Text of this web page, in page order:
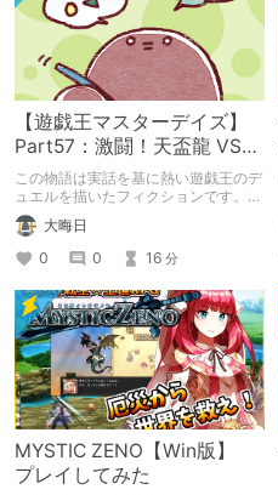
【遊戯王マスターデイズ】
Part57：激闘！天盃龍 VS
千年D【架空デュエル】
この物語は実話を基に熱い遊戯王のデ
ュエルを描いたフィクションです。
（自分用メモ：2025-05-14）
大晦日
0
0 16 分
MYSTIC ZENO【Win版】
プレイしてみた